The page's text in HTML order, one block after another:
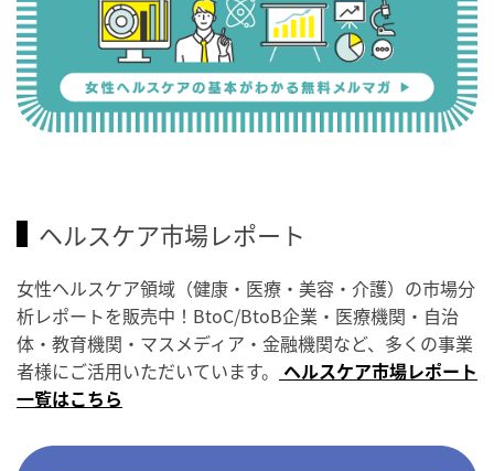
ヘルスケア市場レポート
女性ヘルスケア領域（健康・医療・美容・介護）の市場分
析レポートを販売中！BtoC/BtoB企業・医療機関・自治
体・教育機関・マスメディア・金融機関など、多くの事業
者様にご活用いただいています。 ヘルスケア市場レポート
一覧はこちら